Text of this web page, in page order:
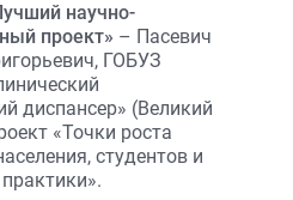
научно-
проект» – Пасевич
ГОБУЗ
диспансер» (Великий
«Точки роста
студентов и